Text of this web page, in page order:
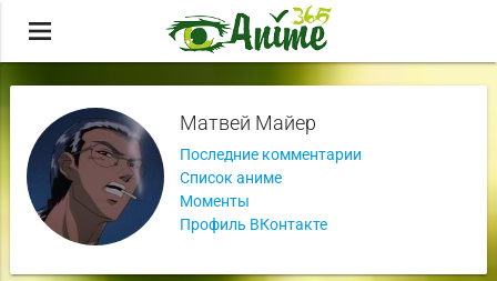
menu
Матвей Майер
Последние комментарии
Список аниме
Моменты
Профиль ВКонтакте